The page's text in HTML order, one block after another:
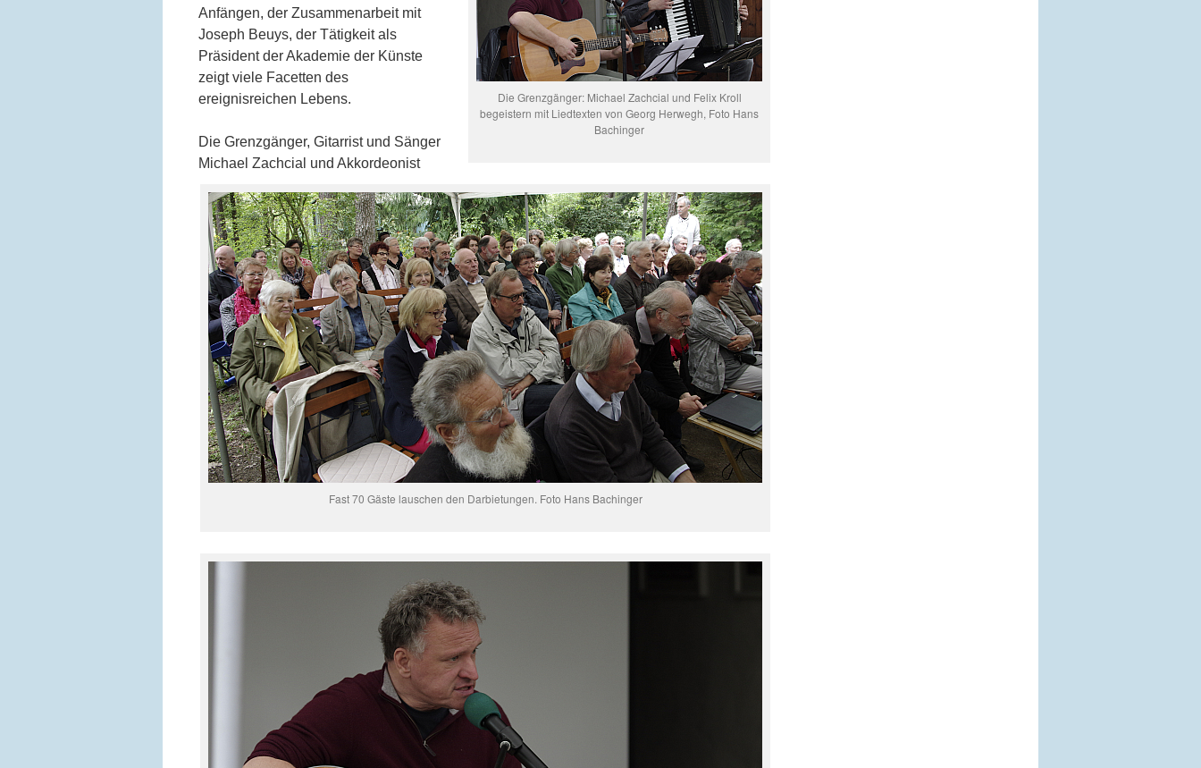
Die Grenzgänger: Michael Zachcial und Felix Kroll
begeistern mit Liedtexten von Georg Herwegh, Foto Hans
Bachinger
Anfängen, der Zusammenarbeit mit
Joseph Beuys, der Tätigkeit als
Präsident der Akademie der Künste
zeigt viele Facetten des
ereignisreichen Lebens.
Fast 70 Gäste lauschen den Darbietungen. Foto Hans Bachinger
Die Grenzgänger, Gitarrist und Sänger
Michael Zachcial und Akkordeonist